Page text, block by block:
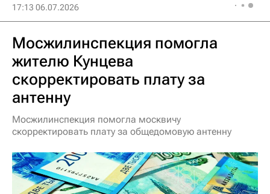
17:13 06.07.2026
Мосжилинспекция помогла
жителю Кунцева
скорректировать плату за
антенну
Мосжилинспекция помогла москвичу
скорректировать плату за общедомовую антенну